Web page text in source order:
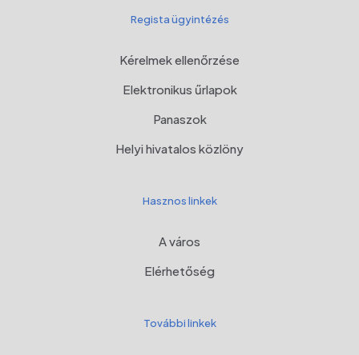
Regista ügyintézés
Kérelmek ellenőrzése
Elektronikus űrlapok
Panaszok
Helyi hivatalos közlöny
Hasznos linkek
A város
Elérhetőség
További linkek